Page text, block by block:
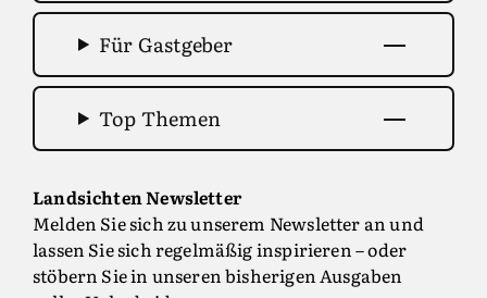
Für Gastgeber
Top Themen
Landsichten Newsletter
Melden Sie sich zu unserem Newsletter an und
lassen Sie sich regelmäßig inspirieren – oder
stöbern Sie in unseren bisherigen Ausgaben